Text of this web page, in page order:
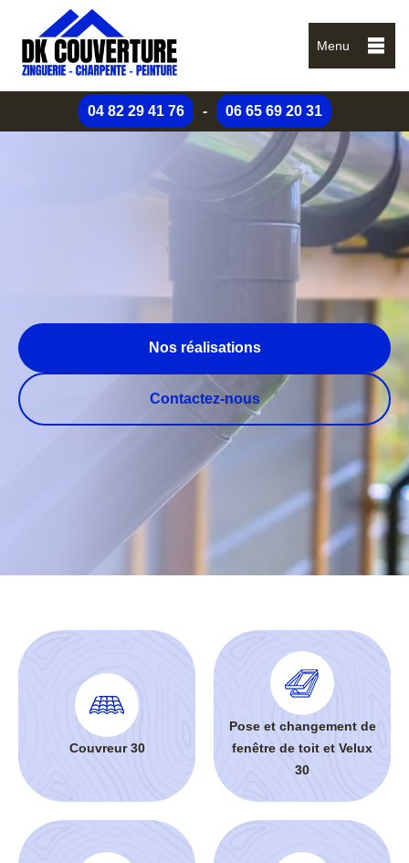
Menu
04 82 29 41 76 - 06 65 69 20 31
Nos réalisations
Contactez-nous
Couvreur 30
Pose et changement de
fenêtre de toit et Velux
30